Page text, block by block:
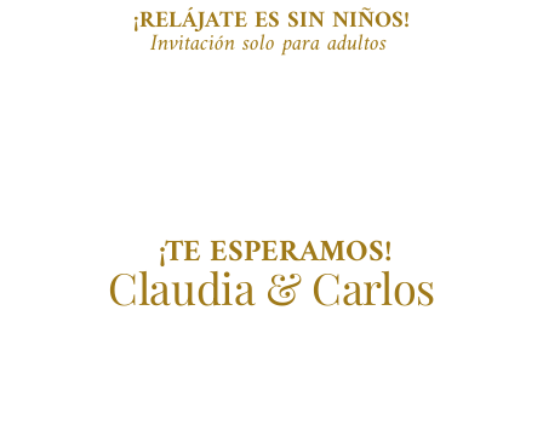
¡RELÁJATE ES SIN NIÑOS!
Invitación solo para adultos
¡TE ESPERAMOS!
Claudia & Carlos